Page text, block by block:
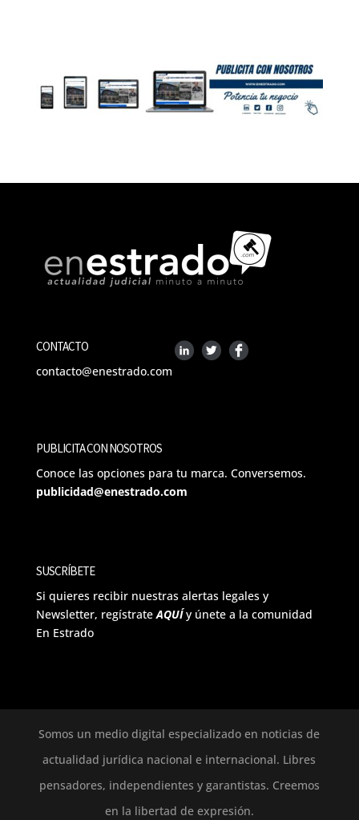
CONTACTO
contacto@enestrado.com
PUBLICITA CON NOSOTROS
Conoce las opciones para tu marca. Conversemos.
publicidad@enestrado.com
SUSCRÍBETE
Si quieres recibir nuestras alertas legales y
Newsletter, regístrateAQUÍ y únete a la comunidad
En Estrado
Somos un medio digital especializado en noticias de
actualidad jurídica nacional e internacional. Libres
pensadores, independientes y garantistas. Creemos
en la libertad de expresión.